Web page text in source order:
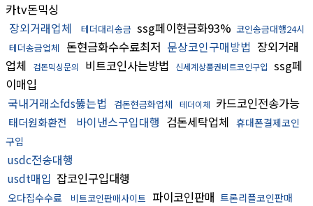
카tv돈믹싱
장외거래업체
테더대리송금 ssg페이현금화93% 코인송금대행24시
테더송금업체
돈현금화수수료최저 문상코인구매방법 장외거래
업체
검돈믹싱문의 비트코인사는방법 신세계상품권비트코인구입 ssg페
이매입
국내거래소fds뚫는법
검돈현금화업체 테더이체 카드코인전송가능
태더원화환전 바이낸스구입대행 검돈세탁업체 휴대폰결제코인
구입
usdc전송대행
usdt매입 잡코인구입대행
오다집수수료 비트코인판매사이트 파이코인판매 트론리플코인판매